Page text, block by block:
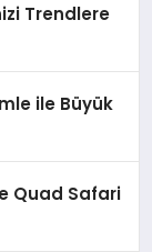
Trendlere
ile Büyük
Quad Safari